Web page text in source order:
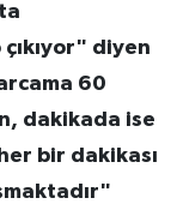
diyen
60
dakikada ise
bir dakikası